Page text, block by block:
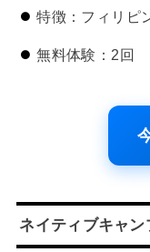
特徴：フィリピ
無料体験：2回
ネイティブキャン